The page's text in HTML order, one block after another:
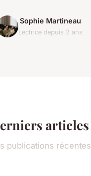
Sophie Martineau
Lectrice depuis 2 ans
articles
publications récentes